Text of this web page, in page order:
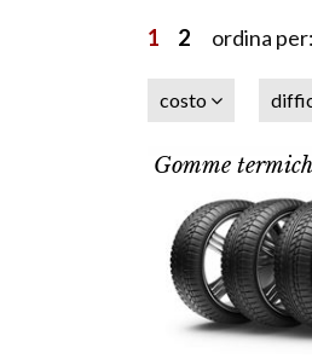
1 2 ordina per:
costo
Gomme